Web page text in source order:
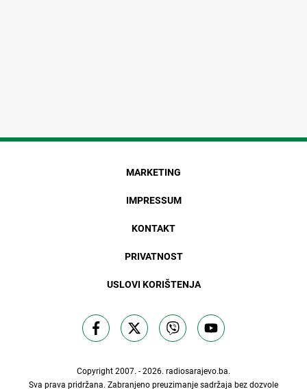
MARKETING
IMPRESSUM
KONTAKT
PRIVATNOST
USLOVI KORIŠTENJA
Copyright 2007. - 2026. radiosarajevo.ba.
Sva prava pridržana. Zabranjeno preuzimanje sadržaja bez dozvole